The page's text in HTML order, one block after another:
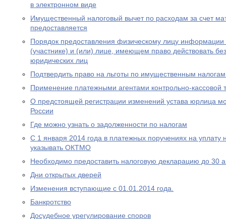
в электронном виде
Имущественный налоговый вычет по расходам за счет
предоставляется
Порядок предоставления физическому лицу информации
(участнике) и (или) лице, имеющем право действовать
юридических лиц
Подтвердить право на льготы по имущественным
Применение платежными агентами контрольно-кассовой
О предстоящей регистрации изменений устава юрлица
России
Где можно узнать о задолженности по налогам
С 1 января 2014 года в платежных поручениях на уплату
указывать ОКТМО
Необходимо предоставить налоговую декларацию до 30
Дни открытых дверей
Изменения вступающие с 01.01.2014 года.
Банкротство
Досудебное урегулирование споров